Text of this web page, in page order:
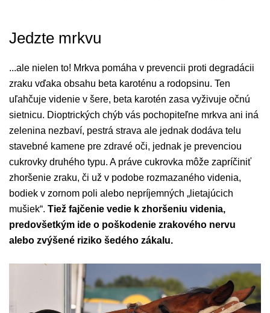
Jedzte mrkvu
...ale nielen to! Mrkva pomáha v prevencii proti degradácii
zraku vďaka obsahu beta karoténu a rodopsinu. Ten
uľahčuje videnie v šere, beta karotén zasa vyživuje očnú
sietnicu. Dioptrických chýb vás pochopiteľne mrkva ani iná
zelenina nezbaví, pestrá strava ale jednak dodáva telu
stavebné kamene pre zdravé oči, jednak je prevenciou
cukrovky druhého typu. A práve cukrovka môže zapríčiniť
zhoršenie zraku, či už v podobe rozmazaného videnia,
bodiek v zornom poli alebo nepríjemných „lietajúcich
mušiek“. Tiež fajčenie vedie k zhoršeniu videnia,
predovšetkým ide o poškodenie zrakového nervu
alebo zvýšené riziko šedého zákalu.